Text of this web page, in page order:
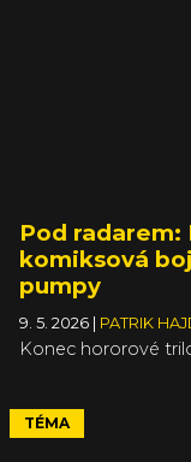
Pod
komiksová
pumpy
9. 5. 2026 PATRIK
Konec hororové
TÉMA